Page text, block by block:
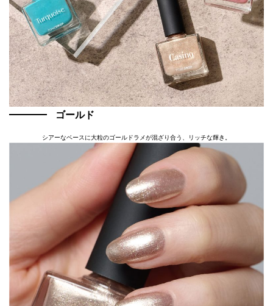
ゴールド
シアーなベースに大粒のゴールドラメが混ざり合う、リッチな輝き。